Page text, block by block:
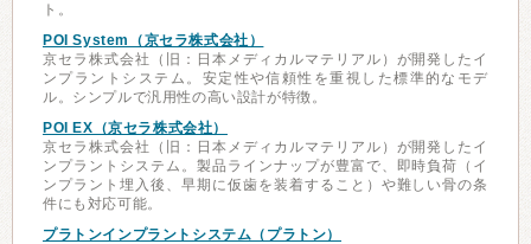
ト。
POI System（京セラ株式会社）
京セラ株式会社（旧：日本メディカルマテリアル）が開発したイ
ンプラントシステム。安定性や信頼性を重視した標準的なモデ
ル。シンプルで汎用性の高い設計が特徴。
POI EX（京セラ株式会社）
京セラ株式会社（旧：日本メディカルマテリアル）が開発したイ
ンプラントシステム。製品ラインナップが豊富で、即時負荷（イ
ンプラント埋入後、早期に仮歯を装着すること）や難しい骨の条
件にも対応可能。
プラトンインプラントシステム（プラトン）